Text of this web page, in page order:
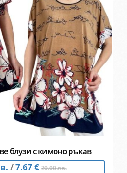
блузи с кимоно ръкав
/7.67 €20.00 лв.